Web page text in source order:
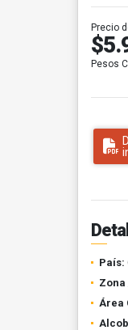
Precio
Pesos
País:
Área